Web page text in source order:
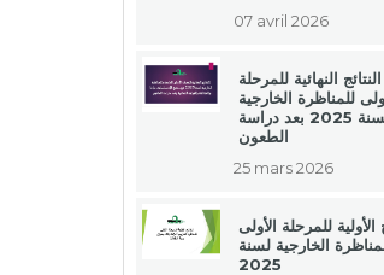
07 avril 2026
النتائج النهائية للمرحلة
للمناظرة الخارجية
لسنة 2025 بعد دراسة
الطعون
25 mars 2026
الأولية للمرحلة الأولى
الخارجية لسنة
2025